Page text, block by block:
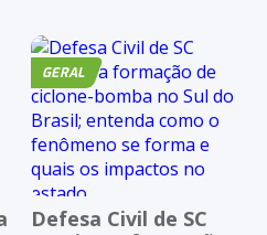
GERAL
Defesa Civil de SC